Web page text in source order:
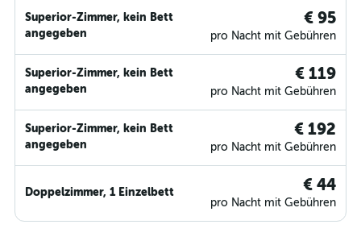
Superior-Zimmer, kein Bett
angegeben
€ 95
pro Nacht mit Gebühren
Superior-Zimmer, kein Bett
angegeben
€ 119
pro Nacht mit Gebühren
Superior-Zimmer, kein Bett
angegeben
€ 192
pro Nacht mit Gebühren
Doppelzimmer, 1 Einzelbett € 44
pro Nacht mit Gebühren